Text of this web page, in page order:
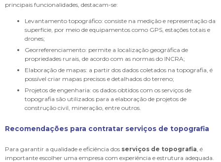
principais funcionalidades, destacam-se:
Levantamento topográfico: consiste na medição e representação da
superfície, por meio de equipamentos como GPS, estações totais e
drones;
Georreferenciamento: permite a localização geográfica de
propriedades rurais, de acordo com as normas do INCRA;
Elaboração de mapas: a partir dos dados coletados na topografia, é
possível criar mapas precisos e detalhados do terreno;
Projetos de engenharia: os dados obtidos com os serviços de
topografia são utilizados para a elaboração de projetos de
construção civil, mineração, entre outros.
Recomendações para contratar serviços de topografia
Para garantir a qualidade e eficiência dos serviços de topografia , é
importante escolher uma empresa com experiência e estrutura adequada.